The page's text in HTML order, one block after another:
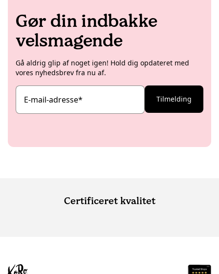
Gør din indbakke
velsmagende
Gå aldrig glip af noget igen! Hold dig opdateret med
vores nyhedsbrev fra nu af.
E-mail-adresse* Tilmelding
Certificeret kvalitet